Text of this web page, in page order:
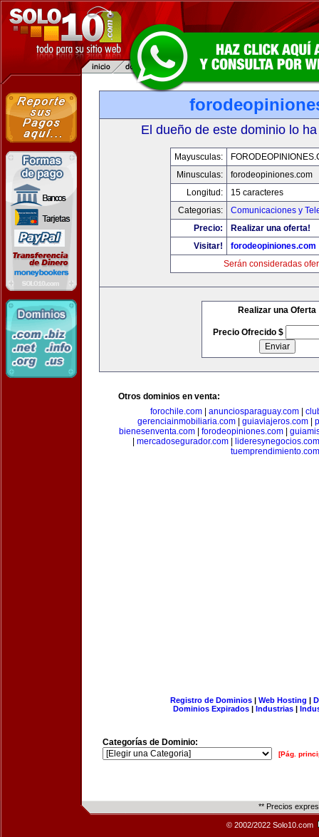
El dueño de este dominio lo
Mayusculas:
Minusculas:
forodeopiniones.com
Longitud:
15 caracteres
Categorias:
Comunicaciones y
Precio:
Realizar una oferta!
Visitar!
forodeopiniones.com
Serán consideradas
Realizar una Oferta
Precio Ofrecido $
Otros dominios en venta:
forochile.com| anunciosparaguay.com|
gerenciainmobiliaria.com
guiaviajeros.com
bienesenventa.com
forodeopiniones.com
mercadosegurador.com
lideresynegocios.com
tuemprendimiento.com
Registro de Dominios| Web Hosting |
Dominios Expirados | Industrias |
Categorías de Dominio:
[Pág.
** Precios
© 2002/2022 Solo10.com